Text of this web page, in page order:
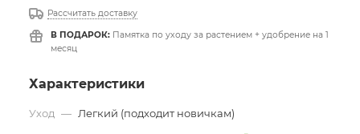
Рассчитать доставку
В ПОДАРОК: Памятка по уходу за растением + удобрение на 1
месяц
Характеристики
Уход — Легкий (подходит новичкам)